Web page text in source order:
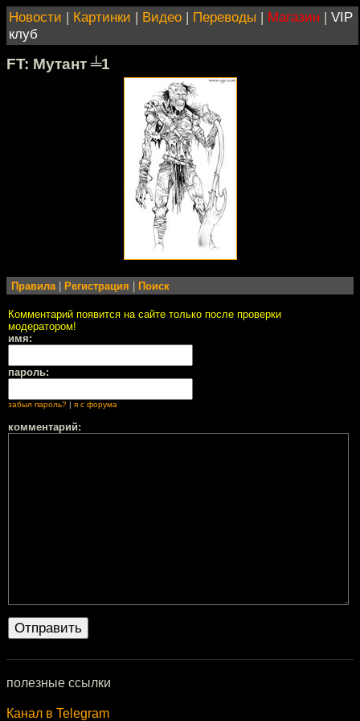
Новости | Картинки | Видео | Переводы | Магазин | VIP
клуб
FT: Мутант ╧1
Правила Регистрация Поиск
Комментарий появится на сайте только после проверки
модератором!
имя:
пароль:
забыл пароль? | я с форума
комментарий:
полезные ссылки
Канал в Telegram